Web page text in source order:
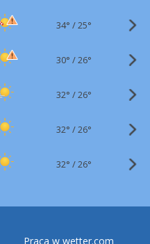
34° /25°
30° /26°
32° /26°
32° /26°
32° /26°
Praca w wetter.com